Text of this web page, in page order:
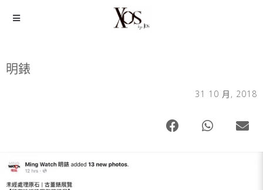
明錶
31 10 月, 2018